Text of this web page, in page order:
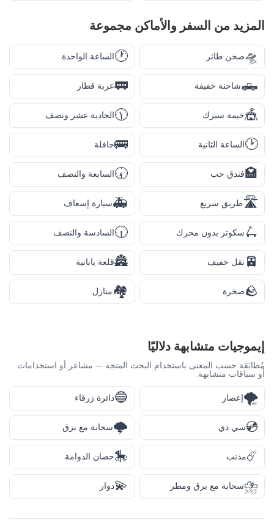
المزيد من السفر والأماكن مجموعة
🛸صحن طائر 🕐الساعة الواحدة
🛻شاحنة خفيفة 🚃عربة قطار
🎪خيمة سيرك 🕦الحادية عشر ونصف
🕑الساعة الثانية 🚌حافلة
🏩فندق حب 🕢السابعة والنصف
🛣️طريق سريع 🚑سيارة إسعاف
🛴سكوتر بدون محرك 🕡السادسة والنصف
🚈 نقل خفيف 🏯قلعة يابانية
🪨صخرة 🏘️منازل
إيموجيات متشابهة دلاليًا
مُطابَقة حسب المعنى باستخدام البحث المتجه — مشاعر أو استخدامات
أو سياقات متشابهة.
🌪️إعصار 🔵دائرة زرقاء
💿سي دي 🌩️سحابة مع برق
☄️مذنب 🎠حصان الدوامة
⛈️سحابة مع برق ومطر 💫دوار